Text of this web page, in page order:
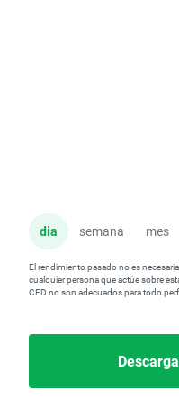
dia semana mes
El rendimiento pasado no es
cualquier persona que actúe sobre
CFD no son adecuados para todo